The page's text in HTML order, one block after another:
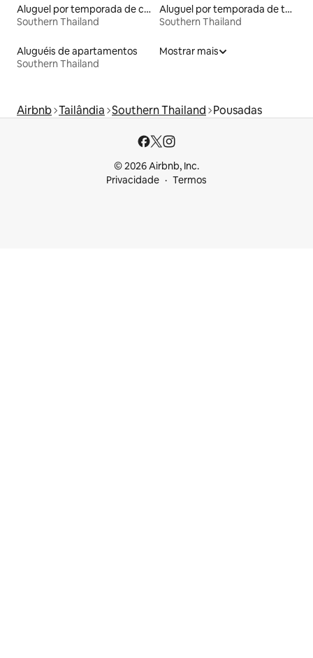
Aluguel por temporada de casas-barco
Southern Thailand
Aluguel por temporada de townhouses
Southern Thailand
Aluguéis de apartamentos
Southern Thailand
Mostrar mais
Airbnb Tailândia Southern Thailand Pousadas
© 2026 Airbnb, Inc.
Privacidade
Termos